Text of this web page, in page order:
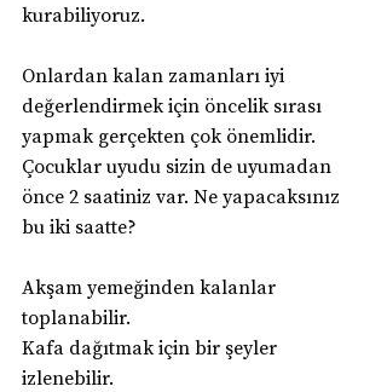
kurabiliyoruz.
Onlardan kalan zamanları iyi
değerlendirmek için öncelik sırası
yapmak gerçekten çok önemlidir.
Çocuklar uyudu sizin de uyumadan
önce 2 saatiniz var. Ne yapacaksınız
bu iki saatte?
Akşam yemeğinden kalanlar
toplanabilir.
Kafa dağıtmak için bir şeyler
izlenebilir.